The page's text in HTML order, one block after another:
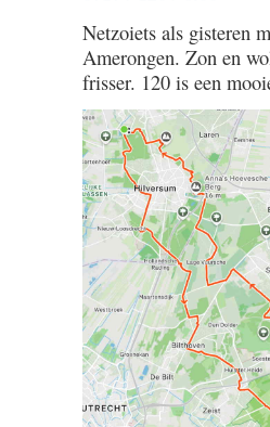
Netzoiets als gisteren
Amerongen. Zon en
frisser. 120 is een